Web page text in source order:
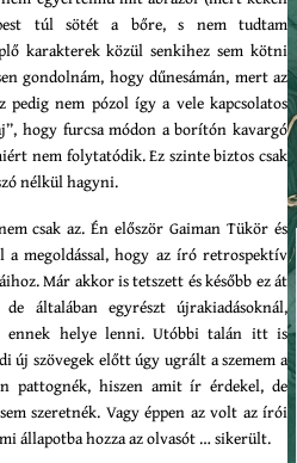
túl sötét a bőre, s nem tudtam
karakterek közül senkihez sem kötni
gondolnám, hogy dűnesámán, mert az
nem pózol így a vele kapcsolatos
hogy furcsa módon a borítón kavargó
nem folytatódik. Ez szinte biztos csak
nélkül hagyni.
csak az. Én először Gaiman Tükör és
a megoldással, hogy az író retrospektív
Már akkor is tetszett és később ez át
általában egyrészt újrakiadásoknál,
ennek helye lenni. Utóbbi talán itt is
új szövegek előtt úgy ugrált a szemem a
pattognék, hiszen amit ír érdekel, de
szeretnék. Vagy éppen az volt az írói
állapotba hozza az olvasót … sikerült.